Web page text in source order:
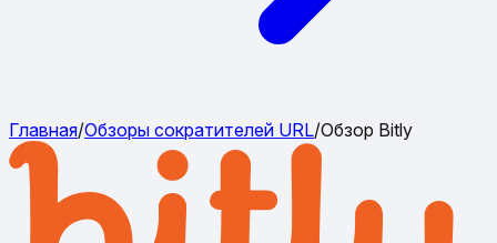
Главная/Обзоры сократителей URL/Обзор Bitly